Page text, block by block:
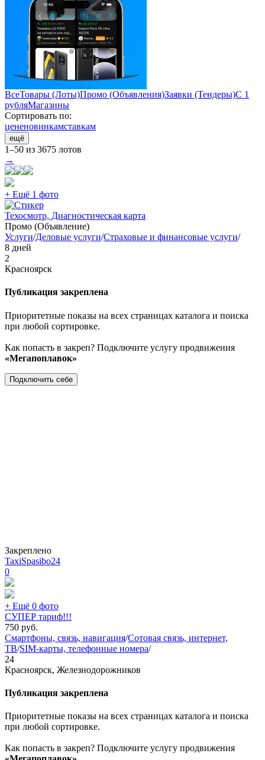
ВсеТовары (Лоты)Промо (Объявления)Заявки (Тендеры)С 1
рубляМагазины
Сортировать по:
цененовинкамставкам
ещё
1–50 из 3675 лотов
→
+ Ещё 1 фото
Техосмотр, Диагностическая карта
Промо (Объявление)
Услуги/Деловые услуги/Страховые и финансовые услуги/
8 дней
2
Красноярск
Публикация закреплена
Приоритетные показы на всех страницах каталога и поиска
при любой сортировке.
Как попасть в закреп? Подключите услугу продвижения
«Мегапоплавок»
Подключить себе
Закреплено
TaxiSpasibo24
0
+ Ещё 0 фото
СУПЕР тариф!!!
750 руб.
Смартфоны, связь, навигация/Сотовая связь, интернет,
ТВ/SIM-карты, телефонные номера/
24
Красноярск, Железнодорожников
Публикация закреплена
Приоритетные показы на всех страницах каталога и поиска
при любой сортировке.
Как попасть в закреп? Подключите услугу продвижения